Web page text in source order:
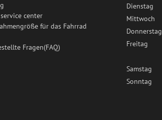
center
für das Fahrrad
Fragen(FAQ)
Dienstag
Mittwoch
Donnerstag
Freitag
Samstag
Sonntag